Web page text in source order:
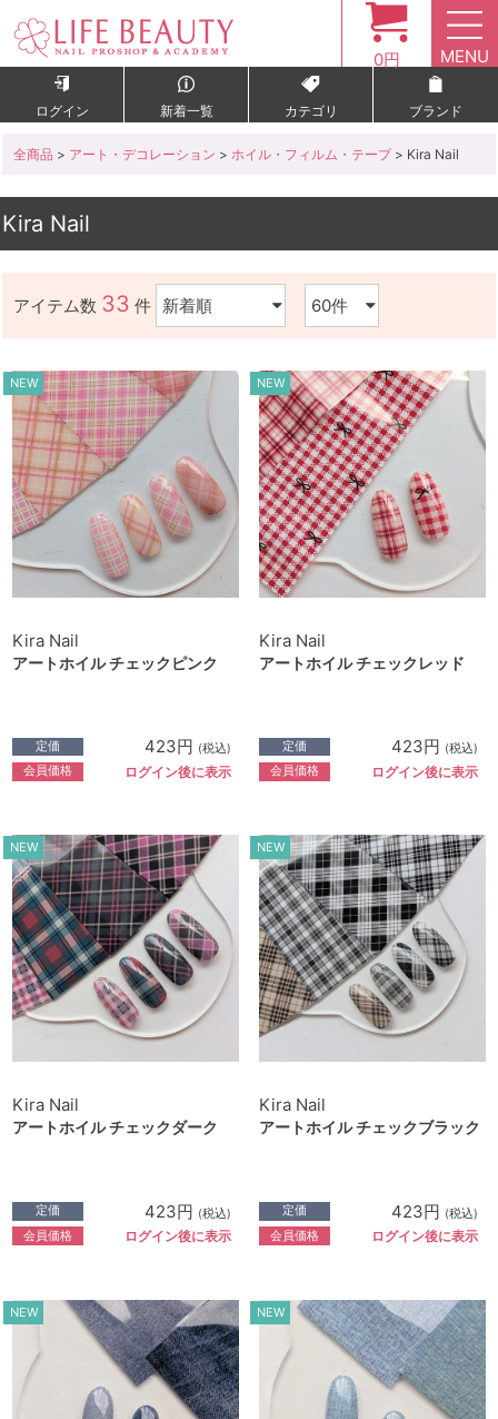
0円 MENU
ログイン 新着一覧 カテゴリ ブランド
全商品 > アート・デコレーション > ホイル・フィルム・テープ> Kira Nail
Kira Nail
アイテム数 33 件
NEW
Kira Nail
アートホイル チェックピンク
定価 423円 (税込)
会員価格 ログイン後に表示
NEW
Kira Nail
アートホイル チェックレッド
定価 423円 (税込)
会員価格 ログイン後に表示
NEW
Kira Nail
アートホイル チェックダーク
定価 423円 (税込)
会員価格 ログイン後に表示
NEW
Kira Nail
アートホイル チェックブラック
定価 423円 (税込)
会員価格 ログイン後に表示
NEW NEW